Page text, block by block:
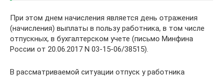
При этом днем начисления является день отражения
(начисления) выплаты в пользу работника, в том числе
отпускных, в бухгалтерском учете (письмо Минфина
России от 20.06.2017 N 03-15-06/38515).
В рассматриваемой ситуации отпуск у работника